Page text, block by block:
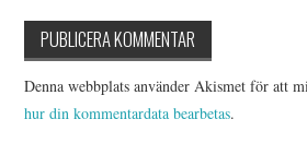
Denna webbplats använder Akismet för att
hur din kommentardata bearbetas.